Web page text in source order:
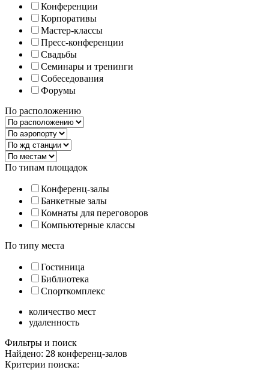
Конференции
Корпоративы
Мастер-классы
Пресс-конференции
Свадьбы
Семинары и тренинги
Собеседования
Форумы
По расположению
По типам площадок
Конференц-залы
Банкетные залы
Комнаты для переговоров
Компьютерные классы
По типу места
Гостиница
Библиотека
Спорткомплекс
количество мест
удаленность
Фильтры и поиск
Найдено: 28 конференц-залов
Критерии поиска: